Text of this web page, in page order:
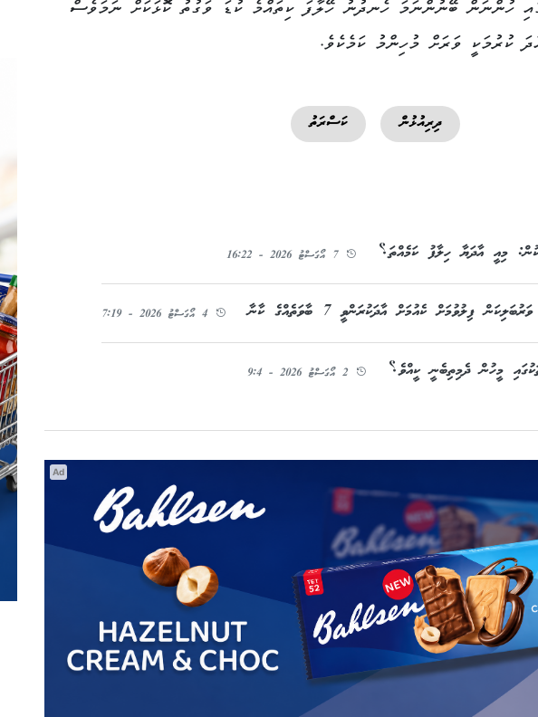
ހުންނަން ބޭނުންނަމަ ހެނދުނު ހޭލާފަ ކިތައްމެ ކުޑަ ވަގުތު ކޮޮޅަކަށް ނަމަވެސް
ކުރުމަކީ ވަރަށް މުހިންމު ކަމެކެވެ.
ދިރިއުޅުން ކަސްރަތު
މިއީ އާދަޔާ ހިލާފު ކަމެއްތަ؟ 7 އޯގަސްޓު 2026 - 16:22
ފިލުވުމަށް ކެއުމަށް އާދަކުރަންވީ 7 ބާވަތެއްގެ ކާނާ 4 އޯގަސްޓު 2026 - 7:19
މީހުން ދެމިތިބެނީ ކީއްވެ؟
Ad